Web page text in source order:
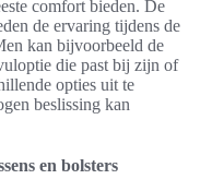
comfort bieden. De
de ervaring tijdens de
kan bijvoorbeeld de
die past bij zijn of
opties uit te
beslissing kan
en bolsters